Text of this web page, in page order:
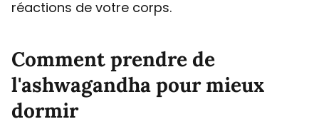
réactions de votre corps.
Comment prendre de
l'ashwagandha pour mieux
dormir